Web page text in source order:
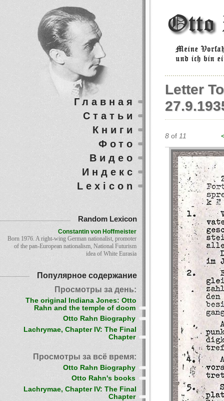
Letter
8 of 11
Главная
Статьи
Книги
Фото
Видео
Индекс
Lexicon
Random Lexicon
Constantin von Hoffmeister
Born 1976. A right-wing German nationalist, promoter
of the pan-European nationalism, National Futurism
idea of White Eurasia
Популярное содержание
Просмотры за день:
The original Indiana Jones: Otto
Rahn and the temple of doom
Otto Rahn Biography
Lachrymae, Chapter IV: The Final
Chapter
Просмотры за всё время:
Otto Rahn Biography
Otto Rahn's books
Lachrymae, Chapter IV: The Final
Chapter